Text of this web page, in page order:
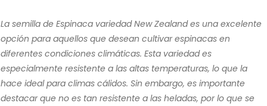
La semilla de Espinaca variedad New Zealand es una excelente
opción para aquellos que desean cultivar espinacas en
diferentes condiciones climáticas. Esta variedad es
especialmente resistente a las altas temperaturas, lo que la
hace ideal para climas cálidos. Sin embargo, es importante
destacar que no es tan resistente a las heladas, por lo que se